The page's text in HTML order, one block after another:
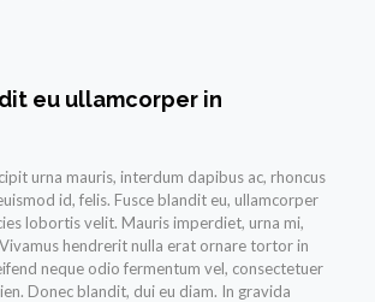
eu ullamcorper in
urna mauris, interdum dapibus ac, rhoncus
id, felis. Fusce blandit eu, ullamcorper
lobortis velit. Mauris imperdiet, urna mi,
hendrerit nulla erat ornare tortor in
neque odio fermentum vel, consectetuer
Donec blandit, dui eu diam. In gravida